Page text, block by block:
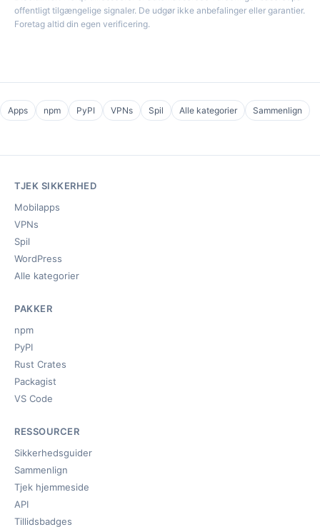
offentligt tilgængelige signaler. De udgør ikke anbefalinger eller garantier.
Foretag altid din egen verificering.
Apps npm PyPI VPNs Spil Alle kategorier Sammenlign
TJEK SIKKERHED
Mobilapps
VPNs
Spil
WordPress
Alle kategorier
PAKKER
npm
PyPI
Rust Crates
Packagist
VS Code
RESSOURCER
Sikkerhedsguider
Sammenlign
Tjek hjemmeside
API
Tillidsbadges